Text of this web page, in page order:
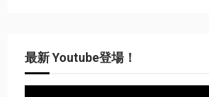
最新 Youtube登場！